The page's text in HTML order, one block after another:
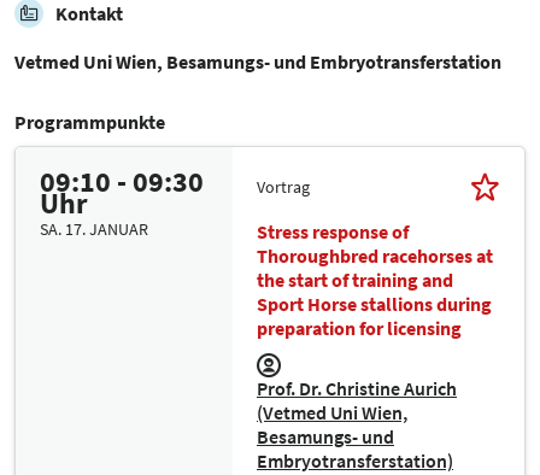
Kontakt
Vetmed Uni Wien, Besamungs- und Embryotransferstation
Programmpunkte
09:10 - 09:30
Uhr
SA. 17. JANUAR
Vortrag
Stress response of
Thoroughbred racehorses at
the start of training and
Sport Horse stallions during
preparation for licensing
Prof. Dr. Christine Aurich
(Vetmed Uni Wien,
Besamungs- und
Embryotransferstation)